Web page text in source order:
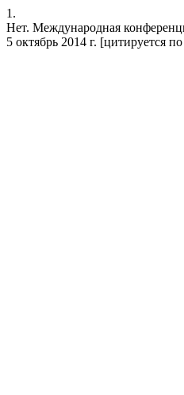
1.
Нет. Международная
5 октябрь 2014 г. [цитируется